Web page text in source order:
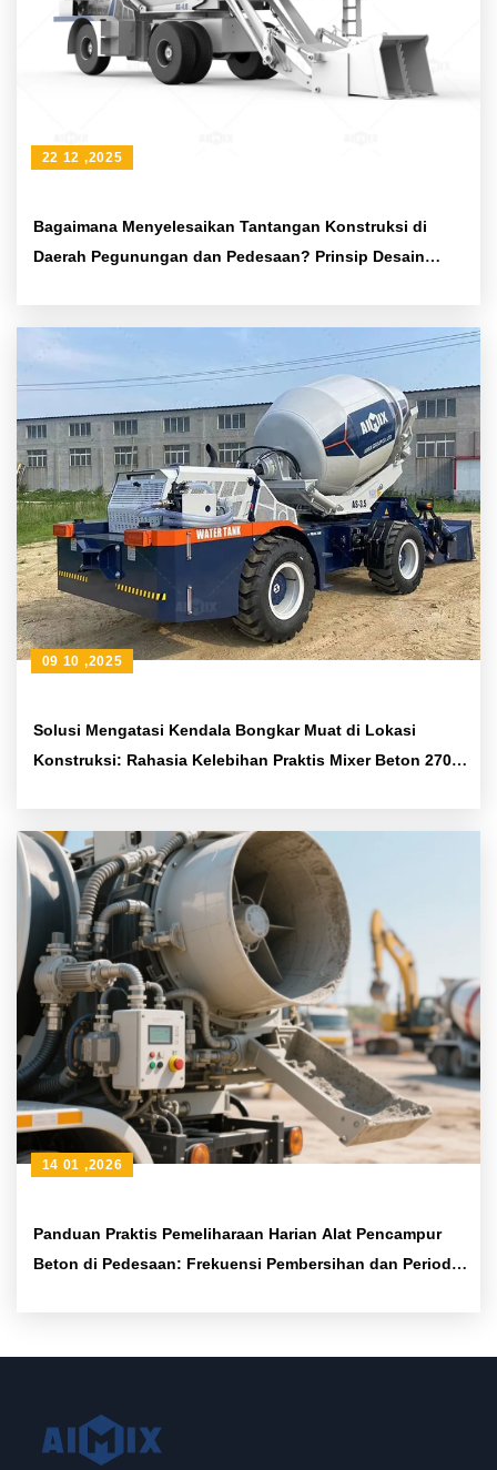
Bagaimana Menyelesaikan Tantangan Konstruksi di
Daerah Pegunungan dan Pedesaan? Prinsip Desain
22 12 ,2025
Solusi Mengatasi Kendala Bongkar Muat di Lokasi
Konstruksi: Rahasia Kelebihan Praktis Mixer Beton 270°
09 10 ,2025
Panduan Praktis Pemeliharaan Harian Alat Pencampur
Beton di Pedesaan: Frekuensi Pembersihan dan Periode
14 01 ,2026